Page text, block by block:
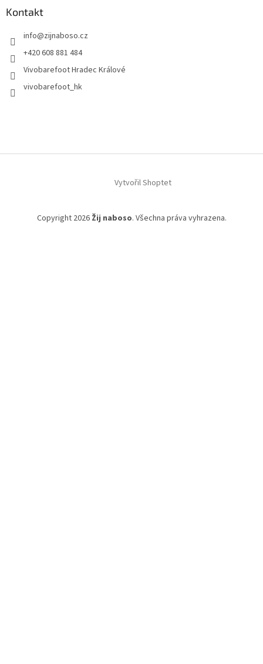
Kontakt
info@zijnaboso.cz
+420 608 881 484
Vivobarefoot Hradec Králové
vivobarefoot_hk
Vytvořil Shoptet
Copyright 2026 Žij naboso. Všechna práva vyhrazena.